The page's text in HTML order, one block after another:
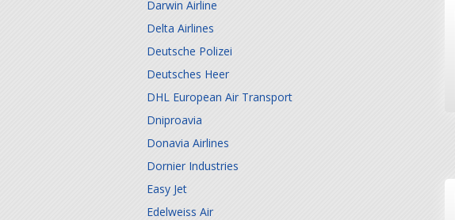
Darwin Airline
Delta Airlines
Deutsche Polizei
Deutsches Heer
DHL European Air Transport
Dniproavia
Donavia Airlines
Dornier Industries
Easy Jet
Edelweiss Air